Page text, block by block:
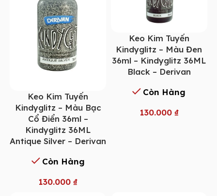
Keo Kim Tuyến
Kindyglitz – Màu Bạc
Cổ Điển 36ml –
Kindyglitz 36ML
Antique Silver – Derivan
Còn Hàng
130.000 ₫
Keo Kim Tuyến
Kindyglitz – Màu Đen
36ml – Kindyglitz 36ML
Black – Derivan
Còn Hàng
130.000 ₫